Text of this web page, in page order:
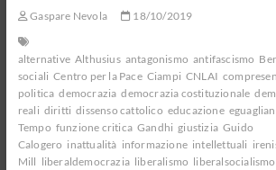
Gaspare Nevola 18/10/2019
alternative Althusius antagonismo antifascismo
sociali Centro per la Pace Ciampi CNLAI
politica democrazia democrazia costituzionale
reali diritti dissenso cattolico educazione
Tempo funzione critica Gandhi giustizia Guido
Calogero inattualità informazione intellettuali
Mill liberaldemocrazia liberalismo liberalsocialismo